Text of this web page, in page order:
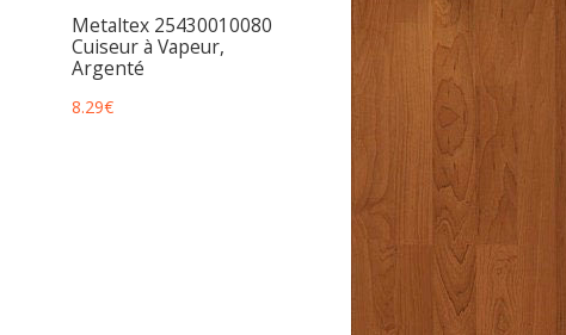
Metaltex 25430010080
Cuiseur à Vapeur,
Argenté
8.29€